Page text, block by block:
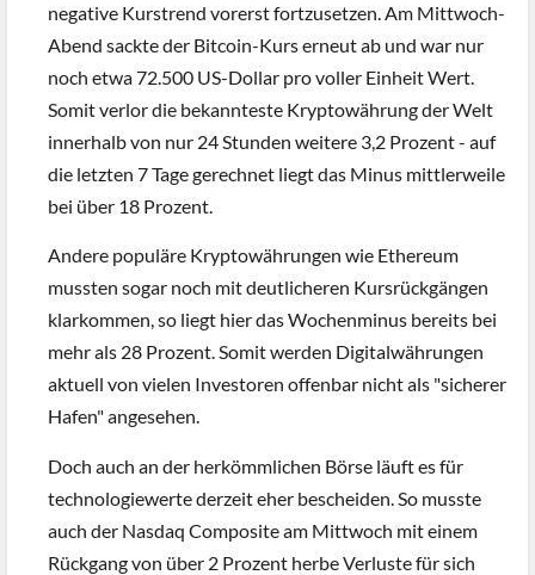
negative Kurstrend vorerst fortzusetzen. Am Mittwoch-
Abend sackte der Bitcoin-Kurs erneut ab und war nur
noch etwa 72.500 US-Dollar pro voller Einheit Wert.
Somit verlor die bekannteste Kryptowährung der Welt
innerhalb von nur 24 Stunden weitere 3,2 Prozent - auf
die letzten 7 Tage gerechnet liegt das Minus mittlerweile
bei über 18 Prozent.
Andere populäre Kryptowährungen wie Ethereum
mussten sogar noch mit deutlicheren Kursrückgängen
klarkommen, so liegt hier das Wochenminus bereits bei
mehr als 28 Prozent. Somit werden Digitalwährungen
aktuell von vielen Investoren offenbar nicht als "sicherer
Hafen" angesehen.
Doch auch an der herkömmlichen Börse läuft es für
technologiewerte derzeit eher bescheiden. So musste
auch der Nasdaq Composite am Mittwoch mit einem
Rückgang von über 2 Prozent herbe Verluste für sich